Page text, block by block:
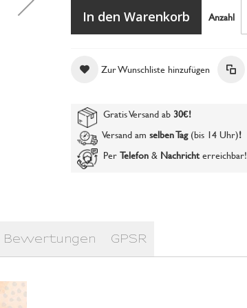
Anzahl
In den Warenkorb
Zur Wunschliste hinzufügen
Gratis Versand ab 30€!
Versand am selben Tag(bis 14 Uhr)!
PerTelefon& Nachricht erreichbar!
Bewertungen GPSR